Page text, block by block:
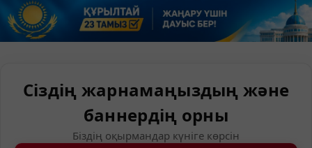
Сіздің жарнамаңыздың және
баннердің орны
Біздің оқырмандар күніге көрсін